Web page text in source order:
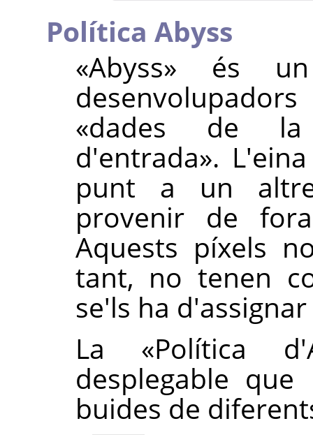
Política Abyss
«Abyss» és un
«dades de la
d'entrada».
punt a un
provenir de
Aquests píxels
tant, no tenen
se'ls ha d'assignar
La «Política
desplegable
buides de